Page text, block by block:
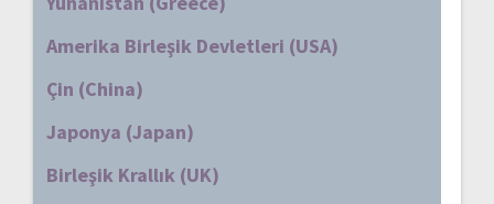
Amerika Birleşik Devletleri (USA)
Çin (China)
Japonya (Japan)
Birleşik Krallık (UK)